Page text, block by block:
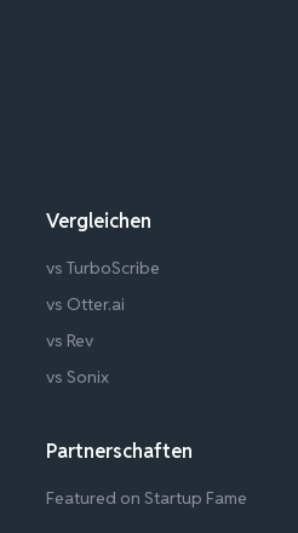
Vergleichen
vs TurboScribe
vs Otter.ai
vs Rev
vs Sonix
Partnerschaften
Featured on Startup Fame